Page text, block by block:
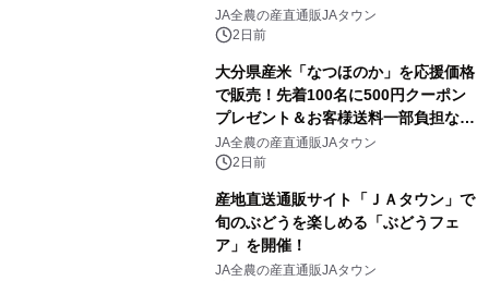
JA全農の産直通販JAタウン
2日前
大分県産米「なつほのか」を応援価格
で販売！先着100名に500円クーポン
プレゼント＆お客様送料一部負担な
し！ＪＡタウンの「まるっと完食おお
いた」でキャンペーン開催
JA全農の産直通販JAタウン
2日前
産地直送通販サイト「ＪＡタウン」で
旬のぶどうを楽しめる「ぶどうフェ
ア」を開催！
JA全農の産直通販JAタウン